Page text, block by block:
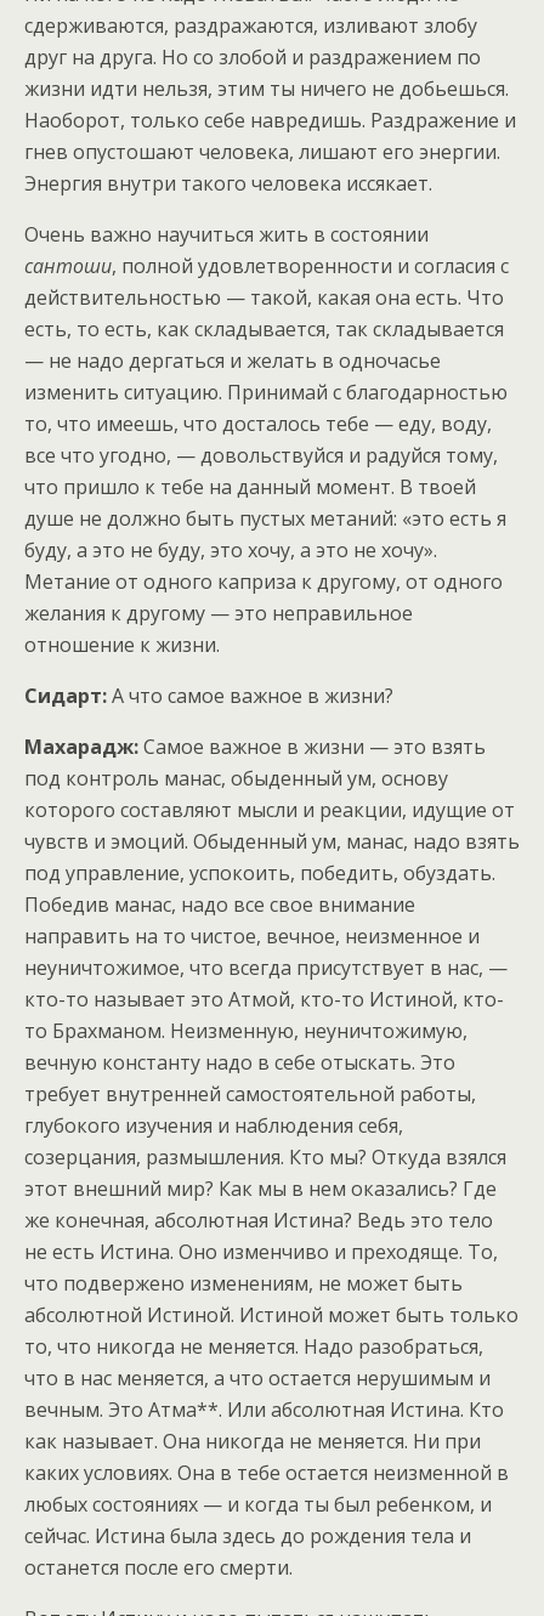
сдерживаются, раздражаются, изливают злобу
друг на друга. Но со злобой и раздражением по
жизни идти нельзя, этим ты ничего не добьешься.
Наоборот, только себе навредишь. Раздражение и
гнев опустошают человека, лишают его энергии.
Энергия внутри такого человека иссякает.
Очень важно научиться жить в состоянии
сантоши, полной удовлетворенности и согласия с
действительностью — такой, какая она есть. Что
есть, то есть, как складывается, так складывается
— не надо дергаться и желать в одночасье
изменить ситуацию. Принимай с благодарностью
то, что имеешь, что досталось тебе — еду, воду,
все что угодно, — довольствуйся и радуйся тому,
что пришло к тебе на данный момент. В твоей
душе не должно быть пустых метаний: «это есть я
буду, а это не буду, это хочу, а это не хочу».
Метание от одного каприза к другому, от одного
желания к другому — это неправильное
отношение к жизни.
Сидарт:А что самое важное в жизни?
Махарадж:Самое важное в жизни — это взять
под контроль манас, обыденный ум, основу
которого составляют мысли и реакции, идущие от
чувств и эмоций. Обыденный ум, манас, надо взять
под управление, успокоить, победить, обуздать.
Победив манас, надо все свое внимание
направить на то чистое, вечное, неизменное и
неуничтожимое, что всегда присутствует в нас, —
кто-то называет это Атмой, кто-то Истиной, кто-
то Брахманом. Неизменную, неуничтожимую,
вечную константу надо в себе отыскать. Это
требует внутренней самостоятельной работы,
глубокого изучения и наблюдения себя,
созерцания, размышления. Кто мы? Откуда взялся
этот внешний мир? Как мы в нем оказались? Где
же конечная, абсолютная Истина? Ведь это тело
не есть Истина. Оно изменчиво и преходяще. То,
что подвержено изменениям, не может быть
абсолютной Истиной. Истиной может быть только
то, что никогда не меняется. Надо разобраться,
что в нас меняется, а что остается нерушимым и
вечным. Это Атма**. Или абсолютная Истина. Кто
как называет. Она никогда не меняется. Ни при
каких условиях. Она в тебе остается неизменной в
любых состояниях — и когда ты был ребенком, и
сейчас. Истина была здесь до рождения тела и
останется после его смерти.